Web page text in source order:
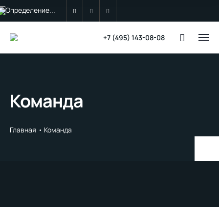
Определение...
+7 (495) 143-08-08
Команда
Главная Команда